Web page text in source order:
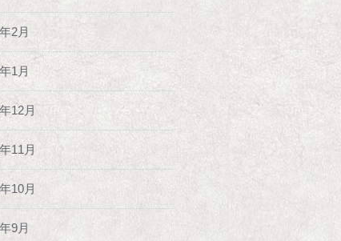
2月
1月
12月
11月
10月
9月